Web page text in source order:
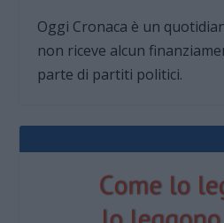
Oggi Cronaca è un
non riceve alcun
parte di partiti politici.